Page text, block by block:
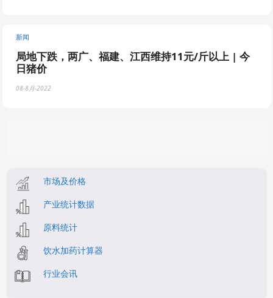
新闻
局地下跌，两广、福建、江西维持11元/斤以上 | 今
日猪价
08-8月-2022
市场及价格
产业统计数据
原料统计
饮水加药计算器
行业会讯